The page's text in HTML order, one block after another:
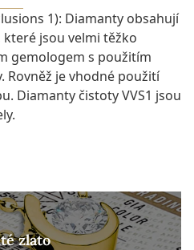
1): Diamanty obsahují
jsou velmi těžko
gemologem s použitím
Rovněž je vhodné použití
Diamanty čistoty VVS1 jsou
zlato